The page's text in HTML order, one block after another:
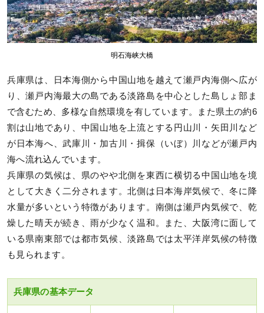
明石海峡大橋
兵庫県は、日本海側から中国山地を越えて瀬戸内海側へ広が
り、瀬戸内海最大の島である淡路島を中心とした島しょ部ま
で含むため、多様な自然環境を有しています。また県土の約6
割は山地であり、中国山地を上流とする円山川・矢田川など
が日本海へ、武庫川・加古川・揖保（いぼ）川などが瀬戸内
海へ流れ込んでいます。
兵庫県の気候は、県のやや北側を東西に横切る中国山地を境
として大きく二分されます。北側は日本海岸気候で、冬に降
水量が多いという特徴があります。南側は瀬戸内気候で、乾
燥した晴天が続き、雨が少なく温和。また、大阪湾に面して
いる県南東部では都市気候、淡路島では太平洋岸気候の特徴
も見られます。
兵庫県の基本データ